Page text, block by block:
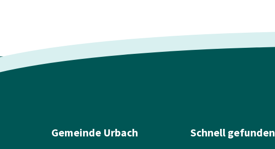
Gemeinde Urbach Schnell gefunden